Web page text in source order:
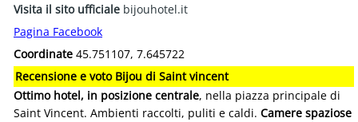
Visita il sito ufficiale bijouhotel.it
Pagina Facebook
Coordinate 45.751107, 7.645722
Recensione e voto Bijou di Saint vincent
Ottimo hotel, in posizione centrale, nella piazza principale di
Saint Vincent. Ambienti raccolti, puliti e caldi. Camere spaziose